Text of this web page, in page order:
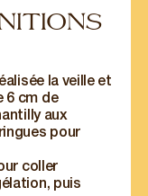
la veille et
6 cm de
aux
pour
coller
puis
actualités
votre boîte